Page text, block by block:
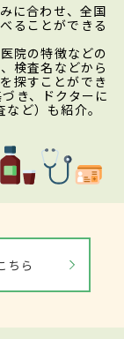
に合わせ、全国
ることができる
院の特徴などの
検査名などから
探すことができ
き、ドクターに
ど）も紹介。
ちら